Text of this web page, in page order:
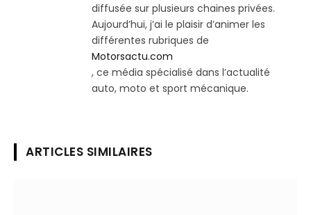
diffusée sur plusieurs chaines privées.
Aujourd’hui, j’ai le plaisir d’animer les
différentes rubriques de
Motorsactu.com
, ce média spécialisé dans l’actualité
auto, moto et sport mécanique.
ARTICLES SIMILAIRES